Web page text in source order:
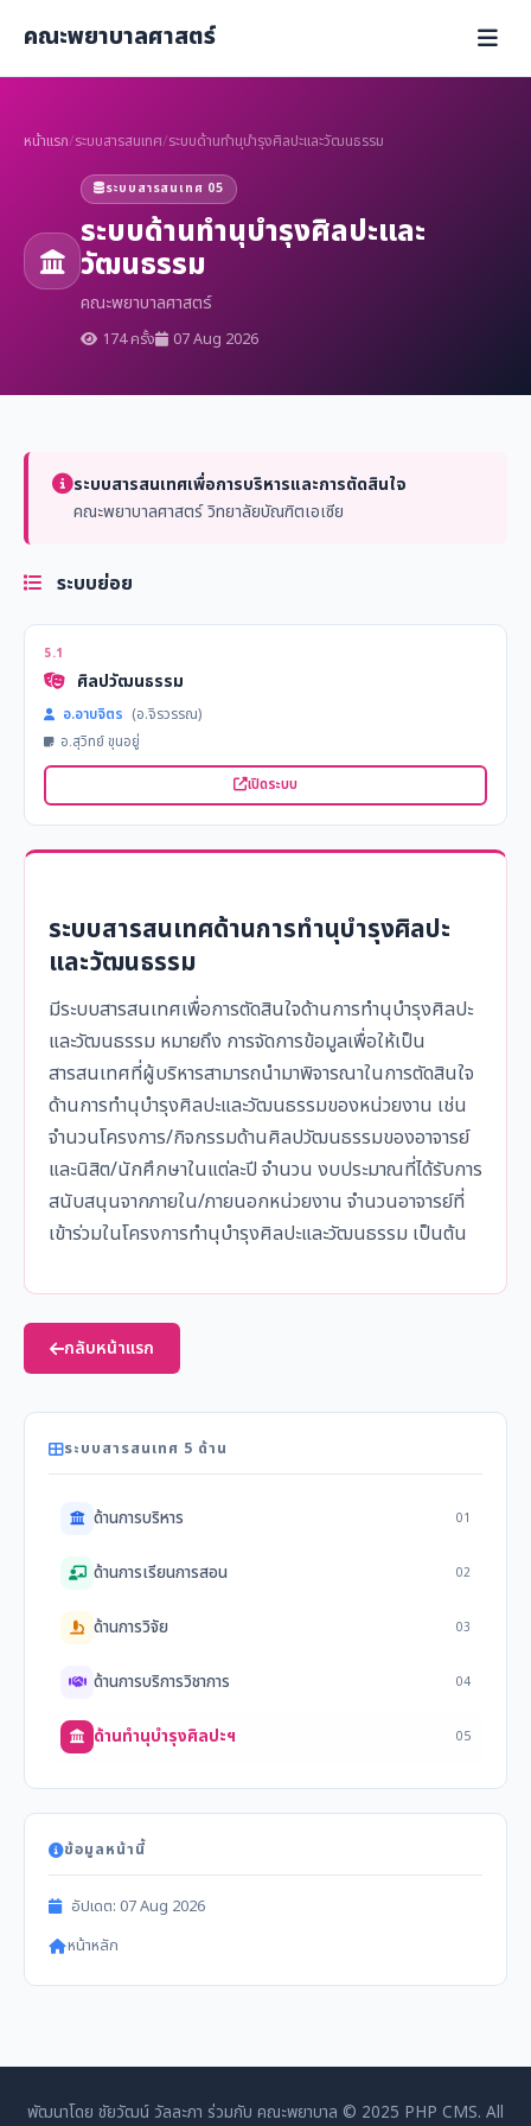
คณะพยาบาลศาสตร์
หน้าแรก/ระบบสารสนเทศ/ระบบด้านทำนุบำรุงศิลปะและวัฒนธรรม
ระบบสารสนเทศ 05
ระบบด้านทำนุบำรุงศิลปะและ
วัฒนธรรม
คณะพยาบาลศาสตร์
174 ครั้ง 07 Aug 2026
ระบบสารสนเทศเพื่อการบริหารและการตัดสินใจ
คณะพยาบาลศาสตร์ วิทยาลัยบัณฑิตเอเซีย
ระบบย่อย
5.1
ศิลปวัฒนธรรม
อ.อาบจิตร (อ.จิรวรรณ)
อ.สุวิทย์ ขุนอยู่
เปิดระบบ
ระบบสารสนเทศด้านการทำนุบำรุงศิลปะ
และวัฒนธรรม
มีระบบสารสนเทศเพื่อการตัดสินใจด้านการทำนุบำรุงศิลปะ
และวัฒนธรรม หมายถึง การจัดการข้อมูลเพื่อให้เป็น
สารสนเทศที่ผู้บริหารสามารถนำมาพิจารณาในการตัดสินใจ
ด้านการทำนุบำรุงศิลปะและวัฒนธรรมของหน่วยงาน เช่น
จำนวนโครงการ/กิจกรรมด้านศิลปวัฒนธรรมของอาจารย์
และนิสิต/นักศึกษาในแต่ละปี จำนวน งบประมาณที่ได้รับการ
สนับสนุนจากภายใน/ภายนอกหน่วยงาน จำนวนอาจารย์ที่
เข้าร่วมในโครงการทำนุบำรุงศิลปะและวัฒนธรรม เป็นต้น
กลับหน้าแรก
ระบบสารสนเทศ 5 ด้าน
ด้านการบริหาร 01
ด้านการเรียนการสอน 02
ด้านการวิจัย 03
ด้านการบริการวิชาการ 04
ด้านทำนุบำรุงศิลปะฯ 05
ข้อมูลหน้านี้
อัปเดต: 07 Aug 2026
หน้าหลัก
พัฒนาโดย ชัยวัฒน์ วัลละภา ร่วมกับ คณะพยาบาล © 2025 PHP CMS. All